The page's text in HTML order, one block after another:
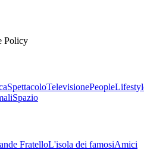
Policy
SpettacoloTelevisionePeople
Spazio
FratelloL'isola dei famosiAmici